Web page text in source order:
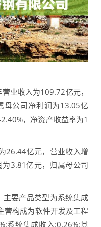
收入为109.72亿元，
母公司净利润为13.05亿
，净资产收益率为1
亿元，营业收入增
3.81亿元，归属母公司
要产品类型为系统集成
营构成为软件开发及工程
系统集成收入:0.26%;其